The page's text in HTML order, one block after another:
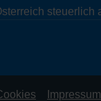
Impressum